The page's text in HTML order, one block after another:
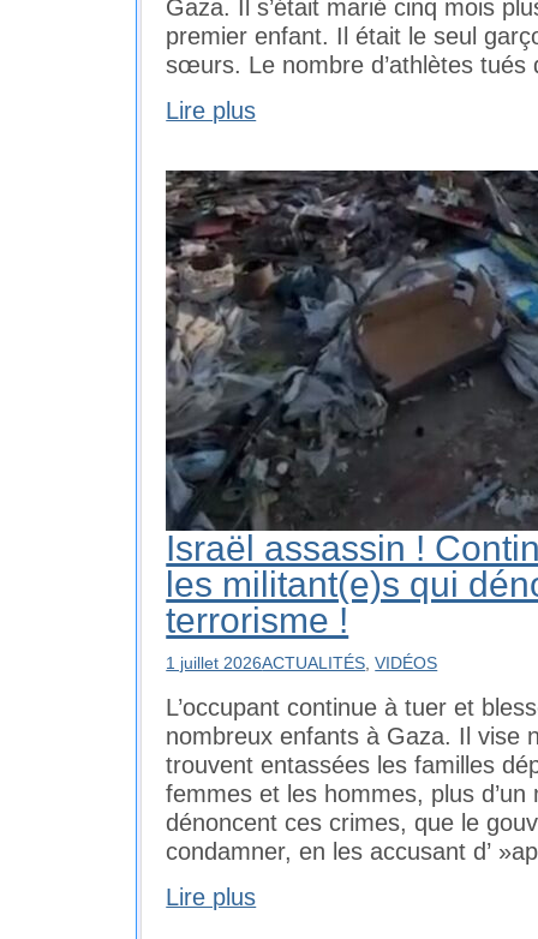
Gaza. Il s’était marié cinq mois
premier enfant. Il était le seul
sœurs. Le nombre d’athlètes
Lire plus
Israël assassin !
les militant(e)s qui
terrorisme !
1 juillet 2026ACTUALITÉS ,VIDÉOS
L’occupant continue à tuer et
nombreux enfants à Gaza. Il vise
trouvent entassées les familles
femmes et les hommes, plus d’un
dénoncent ces crimes, que le
condamner, en les accusant d’
Lire plus